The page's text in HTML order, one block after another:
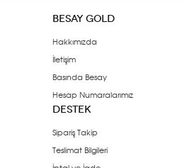
BESAY GOLD
Hakkımızda
İletişim
Basında Besay
Hesap Numaralarımız
DESTEK
Sipariş Takip
Teslimat Bilgileri